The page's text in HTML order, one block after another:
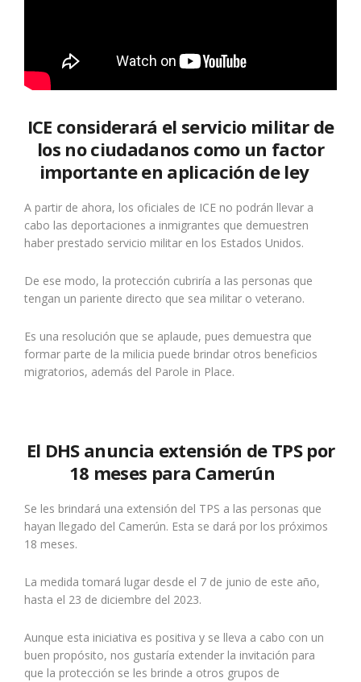
ICE considerará el servicio militar de
los no ciudadanos como un factor
importante en aplicación de ley
A partir de ahora, los oficiales de ICE no podrán llevar a
cabo las deportaciones a inmigrantes que demuestren
haber prestado servicio militar en los Estados Unidos.
De ese modo, la protección cubriría a las personas que
tengan un pariente directo que sea militar o veterano.
Es una resolución que se aplaude, pues demuestra que
formar parte de la milicia puede brindar otros beneficios
migratorios, además del Parole in Place.
El DHS anuncia extensión de TPS por
18 meses para Camerún
Se les brindará una extensión del TPS a las personas que
hayan llegado del Camerún. Esta se dará por los próximos
18 meses.
La medida tomará lugar desde el 7 de junio de este año,
hasta el 23 de diciembre del 2023.
Aunque esta iniciativa es positiva y se lleva a cabo con un
buen propósito, nos gustaría extender la invitación para
que la protección se les brinde a otros grupos de